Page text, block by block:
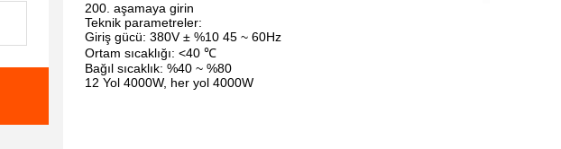
200. aşamaya girin
Teknik parametreler:
Giriş gücü: 380V ± %10 45 ~ 60Hz
Ortam sıcaklığı: <40 ℃
Bağıl sıcaklık: %40 ~ %80
12 Yol 4000W, her yol 4000W